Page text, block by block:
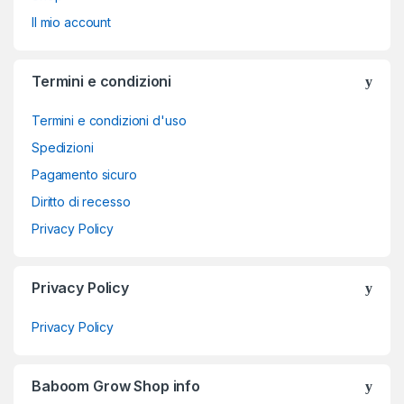
Il mio account
Termini e condizioni
Termini e condizioni d'uso
Spedizioni
Pagamento sicuro
Diritto di recesso
Privacy Policy
Privacy Policy
Privacy Policy
Baboom Grow Shop info